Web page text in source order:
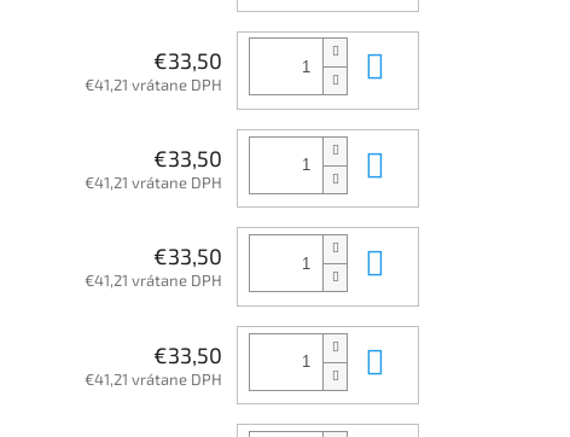
€33,50
€41,21 vrátane DPH
€33,50
€41,21 vrátane DPH
€33,50
€41,21 vrátane DPH
€33,50
€41,21 vrátane DPH